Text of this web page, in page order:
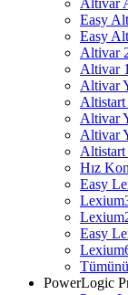
Altivar
Easy
Easy
Altivar
Altivar
Altivar
Altistart
Altivar
Altivar
Altistart
Hız
Easy
Easy
PowerLogic